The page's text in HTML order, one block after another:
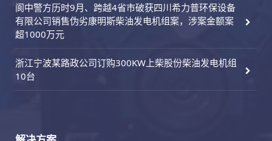
阆中警方历时9月、跨越4省市破获四川希力普环保设备
有限公司销售伪劣康明斯柴油发电机组案，涉案金额案
超1000万元
浙江宁波某路政公司订购300KW上柴股份柴油发电机组
10台